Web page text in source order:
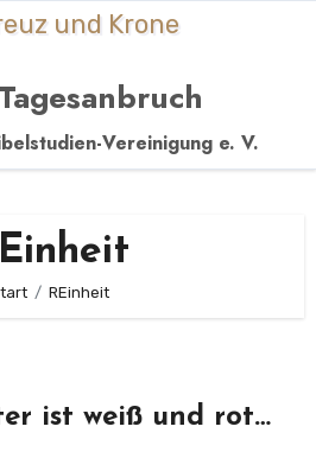
Vereinigung e. V.
REinheit
ist weiß und rot…